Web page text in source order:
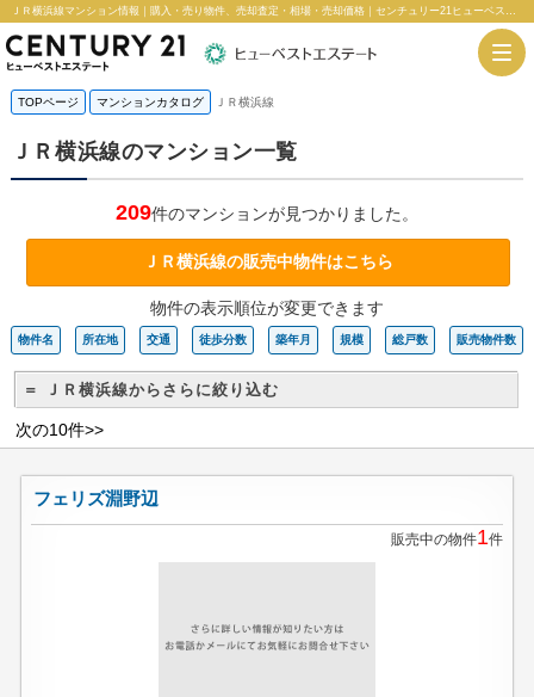
ＪＲ横浜線マンション情報｜購入・売り物件、売却査定・相場・売却価格｜センチュリー21ヒューベストエステート
TOPページ マンションカタログ ＪＲ横浜線
ＪＲ横浜線のマンション一覧
209件のマンションが見つかりました。
ＪＲ横浜線の販売中物件はこちら
物件の表示順位が変更できます
物件名 所在地 交通 徒歩分数 築年月 規模 総戸数 販売物件数
＝ ＪＲ横浜線からさらに絞り込む
次の10件>>
フェリズ淵野辺
販売中の物件1件